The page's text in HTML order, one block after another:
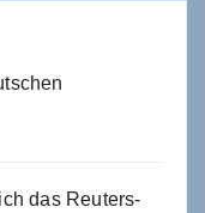
das Reuters-